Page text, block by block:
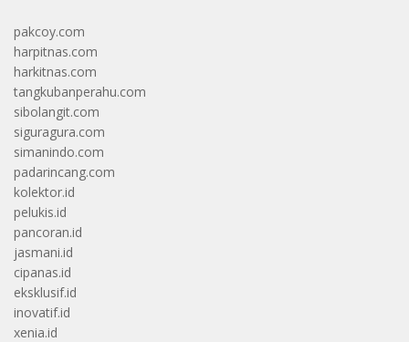
pakcoy.com
harpitnas.com
harkitnas.com
tangkubanperahu.com
sibolangit.com
siguragura.com
simanindo.com
padarincang.com
kolektor.id
pelukis.id
pancoran.id
jasmani.id
cipanas.id
eksklusif.id
inovatif.id
xenia.id